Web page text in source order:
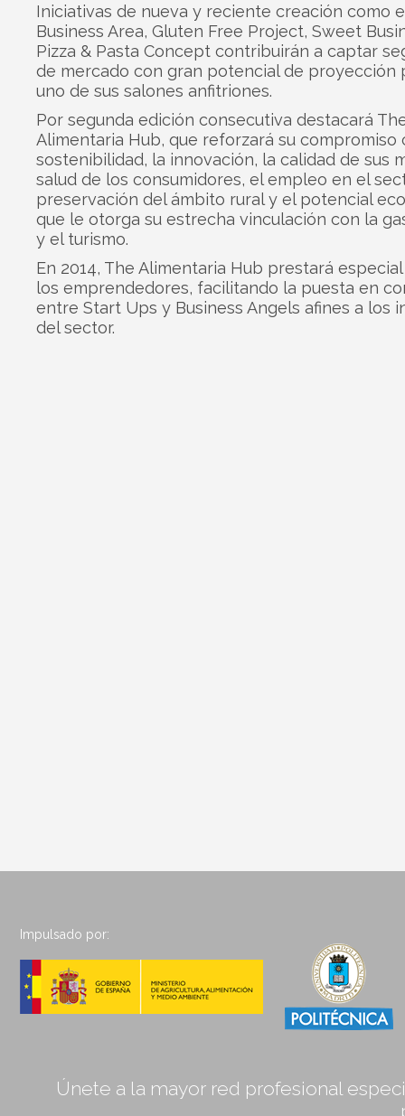
Iniciativas de nueva y reciente creación como
Business Area, Gluten Free Project, Sweet
Pizza & Pasta Concept contribuirán a captar
de mercado con gran potencial de proyección
uno de sus salones anfitriones.
Por segunda edición consecutiva destacará
Alimentaria Hub, que reforzará su compromiso
sostenibilidad, la innovación, la calidad de sus
salud de los consumidores, el empleo en el
preservación del ámbito rural y el potencial
que le otorga su estrecha vinculación con la
y el turismo.
En 2014, The Alimentaria Hub prestará
los emprendedores, facilitando la puesta en
entre Start Ups y Business Angels afines a los
del sector.
Impulsado por:
Únete a la mayor red profesional